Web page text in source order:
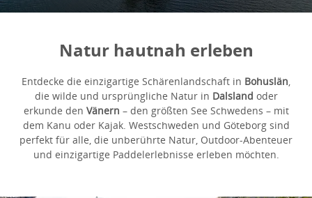
Natur hautnah erleben
Entdecke die einzigartige Schärenlandschaft in Bohuslän,
die wilde und ursprüngliche Natur in Dalsland oder
erkunde den Vänern – den größten See Schwedens – mit
dem Kanu oder Kajak. Westschweden und Göteborg sind
perfekt für alle, die unberührte Natur, Outdoor-Abenteuer
und einzigartige Paddelerlebnisse erleben möchten.